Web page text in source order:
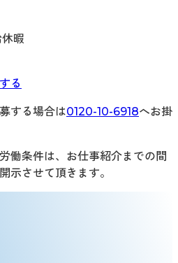
暇
る
する場合は0120-10-6918へお掛
働条件は、お仕事紹介までの間
示させて頂きます。